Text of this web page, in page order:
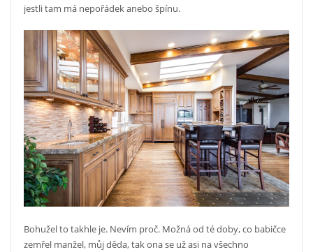
jestli tam má nepořádek anebo špínu.
Bohužel to takhle je. Nevím proč. Možná od té doby, co babičce
zemřel manžel, můj děda, tak ona se už asi na všechno